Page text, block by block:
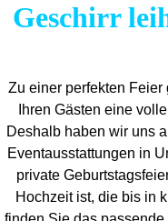
Geschirr
Zu einer perfekten
Ihren Gästen eine
Deshalb haben wir uns
Eventausstattungen in
private
Hochzeit ist, die bis in